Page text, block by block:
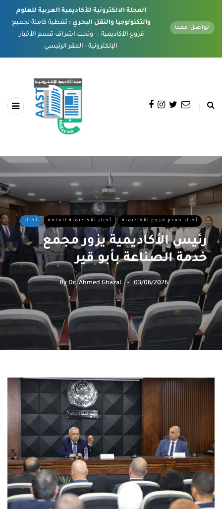
المجلة الالكترونية للأكاديمية العربية للعلوم
والتكنولوجيا والنقل البحري : تغطية كاملة لجميع
فروع الأكاديمية - وتحت اشراف قسم الأخبار
تواصل معنا
أخبار أخبار الأكاديمية العامة أخبار جميع فروع الأكاديمية
رئيس الأكاديمية يزور مجمع
خدمة الصناعة بأبو قير
ByDr. Ahmed Ghazal 03/06/2026